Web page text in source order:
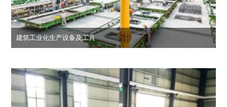
建筑工业化生产设备及工具